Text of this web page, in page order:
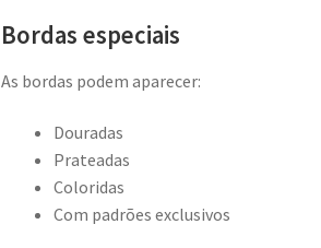
Bordas especiais
As bordas podem aparecer:
Douradas
Prateadas
Coloridas
Com padrões exclusivos